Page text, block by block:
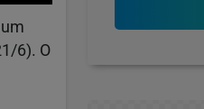
6). O